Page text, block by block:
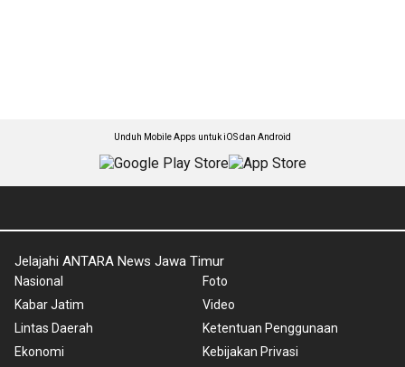
Unduh Mobile Apps untuk iOS dan Android
Jelajahi ANTARA News Jawa Timur
Nasional
Kabar Jatim
Lintas Daerah
Ekonomi
Foto
Video
Ketentuan Penggunaan
Kebijakan Privasi